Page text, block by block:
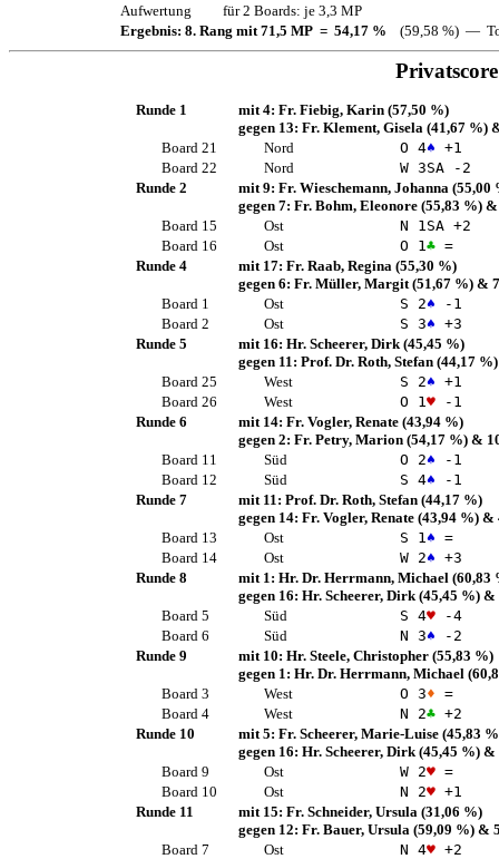
Aufwertung
für 2 Boards: je 3,3 MP
Ergebnis: 8. Rang mit 71,5 MP = 54,17 % (59,58 %) —
Runde 1 mit 4: Fr. Fiebig, Karin (57,50 %)
gegen 13: Fr. Klement, Gisela (41,67 %)
Board 21
Nord O 4♠ +1
Board 22
Nord W 3SA -2
Runde 2
mit 9: Fr. Wieschemann, Johanna (55,00
gegen 7: Fr. Bohm, Eleonore (55,83 %)
Board 15
Ost N 1 SA +2
Board 16
Ost O 1 ♣ =
Runde 4
mit 17: Fr. Raab, Regina (55,30 %)
gegen 6: Fr. Müller, Margit (51,67 %) &
Board 1
Ost S 2♠ -1
Board 2
Ost S 3♠ +3
Runde 5
mit 16: Hr. Scheerer, Dirk (45,45 %)
gegen 11: Prof. Dr. Roth, Stefan (44,17 %)
Board 25
West S 2♠ +1
Board 26
West O 1 ♥ -1
Runde 6
mit 14: Fr. Vogler, Renate (43,94 %)
gegen 2: Fr. Petry, Marion (54,17 %) &
Board 11
Süd O 2♠ -1
Board 12
Süd S 4♠ -1
Runde 7
mit 11: Prof. Dr. Roth, Stefan (44,17 %)
gegen 14: Fr. Vogler, Renate (43,94 %) &
Board 13
Ost S 1 ♠ =
Board 14
Ost W 2♠ +3
Runde 8
mit 1: Hr. Dr. Herrmann, Michael (60,83
gegen 16: Hr. Scheerer, Dirk (45,45 %) &
Board 5
Süd S 4♥ -4
Board 6
Süd N 3♠ -2
Runde 9
mit 10: Hr. Steele, Christopher (55,83 %)
gegen 1: Hr. Dr. Herrmann, Michael
Board 3
West O 3♦ =
Board 4
West N 2♣ +2
Runde 10
mit 5: Fr. Scheerer, Marie-Luise (45,83
gegen 16: Hr. Scheerer, Dirk (45,45 %) &
Board 9
Ost W 2♥ =
Board 10
Ost N 2♥ +1
Runde 11
mit 15: Fr. Schneider, Ursula (31,06 %)
gegen 12: Fr. Bauer, Ursula (59,09 %) &
Board 7
Ost N 4♥ +2